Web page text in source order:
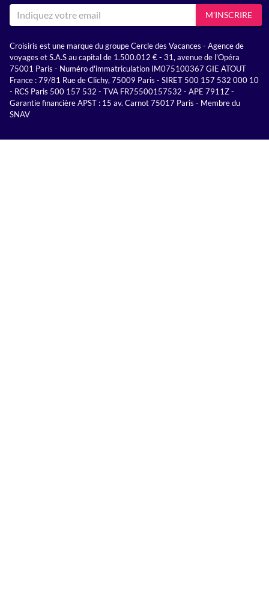
M'INSCRIRE
Croisiris est une marque du groupe Cercle des Vacances - Agence de
voyages et S.A.S au capital de 1.500.012 € - 31, avenue de l'Opéra
75001 Paris - Numéro d'immatriculation IM075100367 GIE ATOUT
France : 79/81 Rue de Clichy, 75009 Paris - SIRET 500 157 532 000 10
- RCS Paris 500 157 532 - TVA FR75500157532 - APE 7911Z -
Garantie financière APST : 15 av. Carnot 75017 Paris - Membre du
SNAV